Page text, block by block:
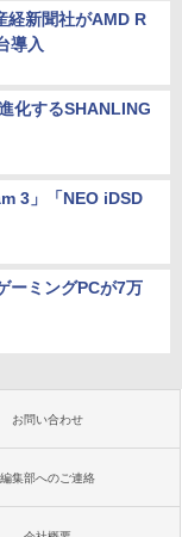
経新聞社がAMD R
導入
化するSHANLING
3」「NEO iDSD
ーミングPCが7万
お問い合わせ
編集部へのご連絡